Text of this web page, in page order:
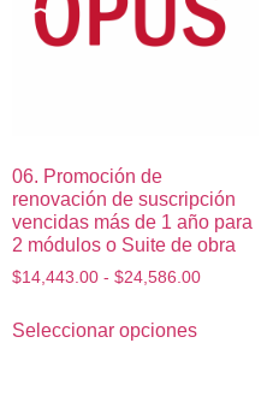
06. Promoción de
renovación de suscripción
vencidas más de 1 año para
2 módulos o Suite de obra
$14,443.00 - $24,586.00
Seleccionar opciones